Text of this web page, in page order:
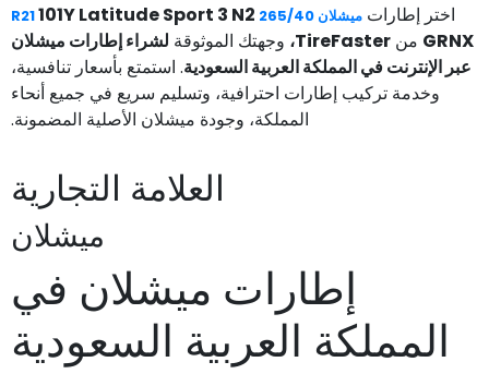
اختر إطارات ميشلان 265/40 R21
101Y Latitude Sport 3 N2
GRNX من TireFaster، وجهتك الموثوقة لشراء إطارات ميشلان
عبر الإنترنت في المملكة العربية السعودية. استمتع بأسعار تنافسية،
وخدمة تركيب إطارات احترافية، وتسليم سريع في جميع أنحاء
المملكة، وجودة ميشلان الأصلية المضمونة.
العلامة التجارية
ميشلان
إطارات ميشلان في
المملكة العربية السعودية